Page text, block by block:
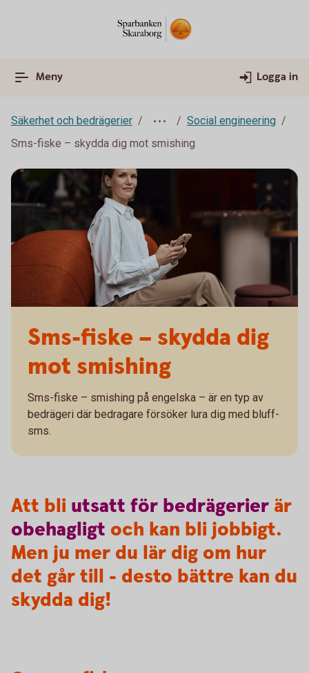
Meny Logga in
Säkerhet och bedrägerier
Social engineering
Sms-fiske – skydda dig mot smishing
Sms-fiske – skydda dig
mot smishing
Sms-fiske – smishing på engelska – är en typ av
bedrägeri där bedragare försöker lura dig med bluff-
sms.
Att bli utsatt för bedrägerier är
obehagligt och kan bli jobbigt.
Men ju mer du lär dig om hur
det går till - desto bättre kan du
skydda dig!